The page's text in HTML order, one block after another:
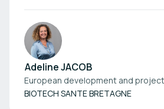
Adeline JACOB
European development and
BIOTECH SANTE BRETAGNE